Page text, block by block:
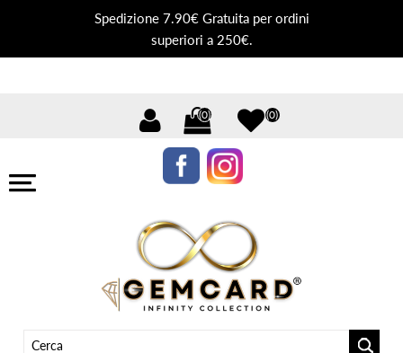
Spedizione 7.90€ Gratuita per ordini
superiori a 250€.
(0) (0)